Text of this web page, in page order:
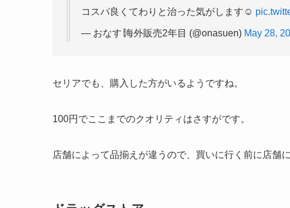
コスパ良くてわりと治った気がします☺️
— おなす∣海外販売2年目 (@onasuen) May 28,
セリアでも、購入した方がいるようですね。
100円でここまでのクオリティはさすがです。
店舗によって品揃えが違うので、買いに行く前に店舗